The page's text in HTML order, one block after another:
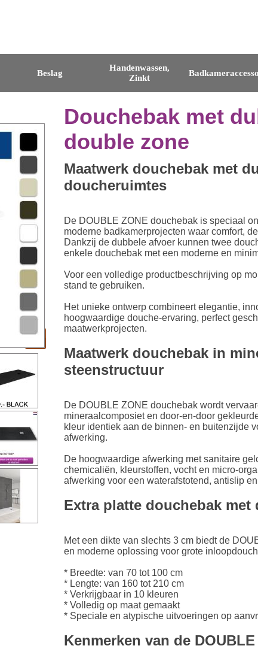
Beslag
Handenwassen,
Zinkt
Douchebak met
double zone
Maatwerk douchebak met
doucheruimtes
De DOUBLE ZONE douchebak is speciaal
moderne badkamerprojecten waar comfort,
Dankzij de dubbele afvoer kunnen twee
enkele douchebak met een moderne en
Voor een volledige productbeschrijving op
stand te gebruiken.
Het unieke ontwerp combineert elegantie,
hoogwaardige douche-ervaring, perfect
maatwerkprojecten.
Maatwerk douchebak in
steenstructuur
De DOUBLE ZONE douchebak wordt
mineraalcomposiet en door-en-door
kleur identiek aan de binnen- en buitenzijde
afwerking.
De hoogwaardige afwerking met sanitaire
chemicaliën, kleurstoffen, vocht en micro-
afwerking voor een waterafstotend, antislip
Extra platte douchebak met
Met een dikte van slechts 3 cm biedt de
en moderne oplossing voor grote
* Breedte: van 70 tot 100 cm
* Lengte: van 160 tot 210 cm
* Verkrijgbaar in 10 kleuren
* Volledig op maat gemaakt
* Speciale en atypische uitvoeringen op
Kenmerken van de